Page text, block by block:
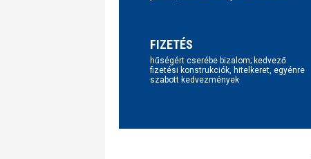
FIZETÉS
hűségért cserébe bizalom; kedvező
fizetési konstrukciók, hitelkeret, egyénre
szabott kedvezmények